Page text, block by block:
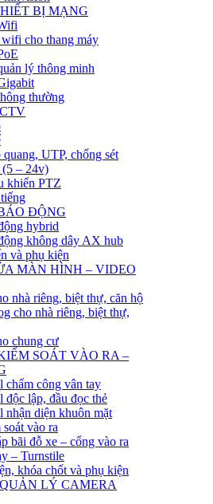
BỊ MẠNG
cho thang máy
lý thông minh
thường
UTP, chống sét
– 24v)
khiển PTZ
ĐỘNG
hybrid
không dây AX hub
và phụ kiện
MÀN HÌNH – VIDEO
nhà riêng, biệt thự, căn hộ
cho nhà riêng, biệt thự,
chung cư
SOÁT VÀO RA –
chấm công vân tay
độc lập, đầu đọc thẻ
nhận diện khuôn mặt
vào ra
bãi đỗ xe – cổng vào ra
– Turnstile
khóa chốt và phụ kiện
LÝ CAMERA